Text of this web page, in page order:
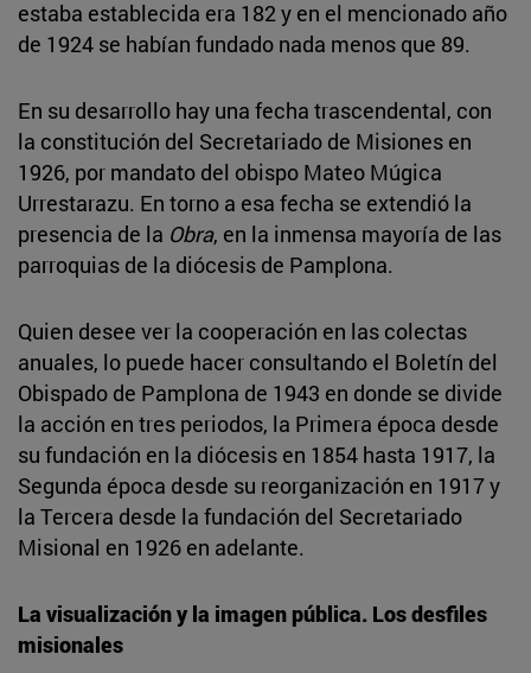
estaba establecida era 182 y en el mencionado año
de 1924 se habían fundado nada menos que 89.
En su desarrollo hay una fecha trascendental, con
la constitución del Secretariado de Misiones en
1926, por mandato del obispo Mateo Múgica
Urrestarazu. En torno a esa fecha se extendió la
presencia de la Obra, en la inmensa mayoría de las
parroquias de la diócesis de Pamplona.
Quien desee ver la cooperación en las colectas
anuales, lo puede hacer consultando el Boletín del
Obispado de Pamplona de 1943 en donde se divide
la acción en tres periodos, la Primera época desde
su fundación en la diócesis en 1854 hasta 1917, la
Segunda época desde su reorganización en 1917 y
la Tercera desde la fundación del Secretariado
Misional en 1926 en adelante.
La visualización y la imagen pública. Los desfiles
misionales